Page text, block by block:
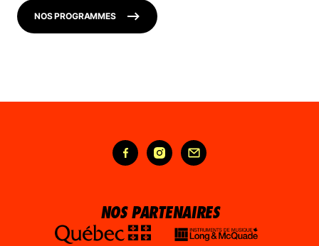
NOS PROGRAMMES
NOS PARTENAIRES